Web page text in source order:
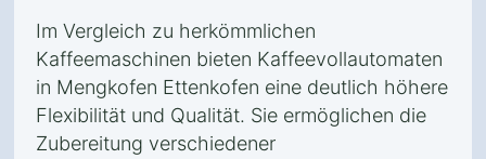
Im Vergleich zu herkömmlichen
Kaffeemaschinen bieten Kaffeevollautomaten
in Mengkofen Ettenkofen eine deutlich höhere
Flexibilität und Qualität. Sie ermöglichen die
Zubereitung verschiedener